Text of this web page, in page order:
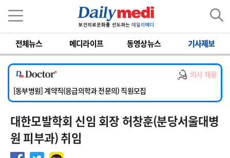
전체뉴스 메디라이프 동영상뉴스 기사제보
의사 채용
[서울아산병원] 2026년 하반기 인턴 모집
[영남대학교의료원] 마취통증의학과 임기제 임상의사 채용
[충남대학교병원] 소아청소년과(소아응급전담) 계약직 의사 공개채용
[동부병원] 계약직(응급의학과 전문의) 직원모집
[이대목동병원] 하반기 전공의(레지던트1년차) 모집
[서울아산병원] 2026년 하반기 인턴 모집
[영남대학교의료원] 마취통증의학과 임기제 임상의사 채용
대한모발학회 신임 회장 허창훈(분당서울대병
원 피부과) 취임